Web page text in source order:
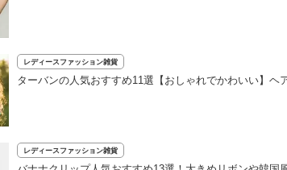
レディースファッション雑貨
ターバンの人気おすすめ11選【おしゃれでかわいい】ヘ
レディースファッション雑貨